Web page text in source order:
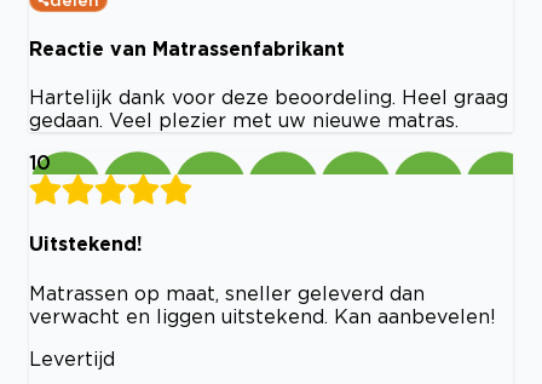
Reactie van Matrassenfabrikant
Hartelijk dank voor deze beoordeling. Heel graag
gedaan. Veel plezier met uw nieuwe matras.
10
Uitstekend!
Matrassen op maat, sneller geleverd dan
verwacht en liggen uitstekend. Kan aanbevelen!
Levertijd